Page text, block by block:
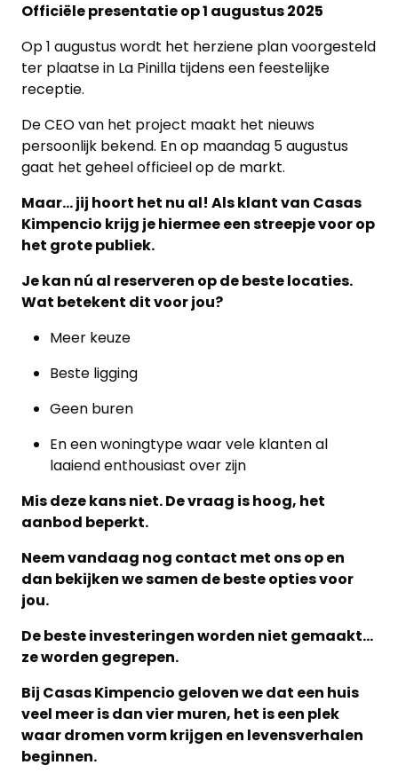
Contacteer
ons
Blog
Cookies
Officiële presentatie op 1 augustus 2025
Op 1 augustus wordt het herziene plan voorgesteld
ter plaatse in La Pinilla tijdens een feestelijke
receptie.
De CEO van het project maakt het nieuws
persoonlijk bekend. En op maandag 5 augustus
gaat het geheel officieel op de markt.
Maar… jij hoort het nu al! Als klant van Casas
Kimpencio krijg je hiermee een streepje voor op
het grote publiek.
Je kan nú al reserveren op de beste locaties.
Wat betekent dit voor jou?
Meer keuze
Beste ligging
Geen buren
En een woningtype waar vele klanten al
laaiend enthousiast over zijn
Mis deze kans niet. De vraag is hoog, het
aanbod beperkt.
Neem vandaag nog contact met ons op en
dan bekijken we samen de beste opties voor
jou.
De beste investeringen worden niet gemaakt…
ze worden gegrepen.
Bij Casas Kimpencio geloven we dat een huis
veel meer is dan vier muren, het is een plek
waar dromen vorm krijgen en levensverhalen
beginnen.